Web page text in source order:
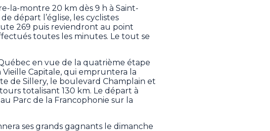
la-montre 20 km dès 9 h à Saint-
départ l’église, les cyclistes
269 puis reviendront au point
toutes les minutes. Le tout se
en vue de la quatrième étape
Vieille Capitale, qui empruntera la
de Sillery, le boulevard Champlain et
totalisant 130 km. Le départ à
Parc de la Francophonie sur la
ses grands gagnants le dimanche